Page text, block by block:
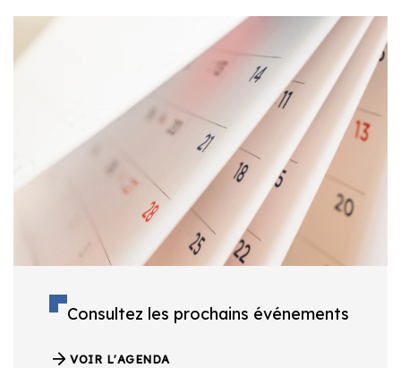
Consultez les prochains événements
VOIR L'AGENDA